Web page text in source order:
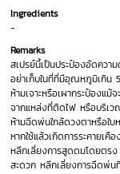
Ingredients
-
Remarks
สเปรย์นี้เป็นประป๋องอัดควา
อย่าเก็บในที่ที่มีอุณหภูมิเกิน
ห้ามเจาะหรือเผากระป๋องแ
จากแหล่งที่ติดไฟ หรือบริเ
ห้ามฉีดพ่นใกล้ดวงตาหรือใบ
หากใช้แล้วเกิดการระคายเคื
หลีกเลี่ยงการสูดดมโดยตรง
สะดวก หลีกเลี่ยงการฉีดพ่น